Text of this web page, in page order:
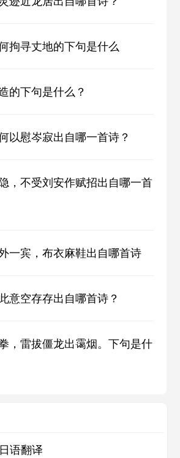
拘寻丈地的下句是什么
的下句是什么？
以慰岑寂出自哪一首诗？
，不受刘安作赋招出自哪一首
一宾，布衣麻鞋出自哪首诗
意空存存出自哪首诗？
，雷拔僵龙出霭烟。下句是什
语翻译